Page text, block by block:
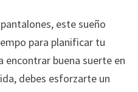
este sueño
para planificar tu
encontrar buena suerte en
debes esforzarte un